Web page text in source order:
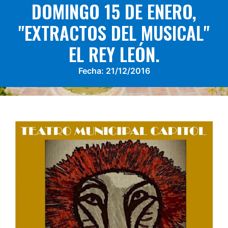
DOMINGO 15 DE ENERO,
"EXTRACTOS DEL MUSICAL"
EL REY LEÓN.
Fecha: 21/12/2016